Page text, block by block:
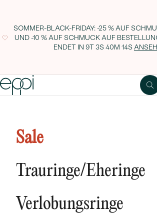
SOMMER-BLACK-FRIDAY: -25 % AUF
UND -10 % AUF SCHMUCK AUF
ENDET IN 9T 3S 40M 14S
Sale
Trauringe/Eheringe
NEUHEITEN
Verlobungsringe